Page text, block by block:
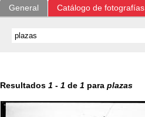
General Catálogo de fotografías
Resultados 1 - 1 de 1 para plazas